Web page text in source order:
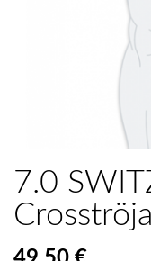
7.0
Crosströja